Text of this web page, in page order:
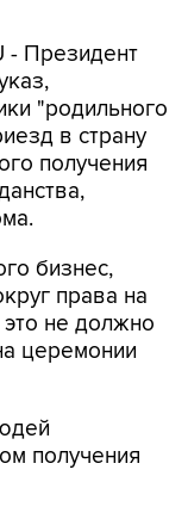
- Президент
"родильного
в страну
получения
бизнес,
права на
не должно
церемонии
получения